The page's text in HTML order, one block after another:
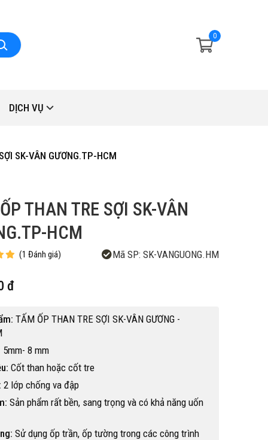
0
DỊCH VỤ
SK-VÂN GƯƠNG.TP-HCM
THAN TRE SỢI SK-VÂN
HCM
(1 Đánh giá) Mã SP: SK-VANGUONG.HM
đ
TẤM ỐP THAN TRE SỢI SK-VÂN GƯƠNG -
5mm- 8 mm
Cốt than hoặc cốt tre
2 lớp chống va đập
Sản phẩm rất bền, sang trọng và có khả năng uốn
Sử dụng ốp trần, ốp tường trong các công trình